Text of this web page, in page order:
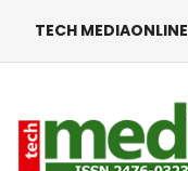
TECH MEDIAONLINE